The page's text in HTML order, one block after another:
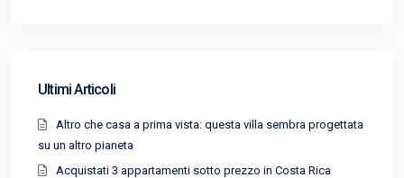
Ultimi Articoli
Altro che casa a prima vista: questa villa sembra progettata
su un altro pianeta
Acquistati 3 appartamenti sotto prezzo in Costa Rica